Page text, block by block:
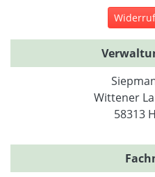
Wittener
58313